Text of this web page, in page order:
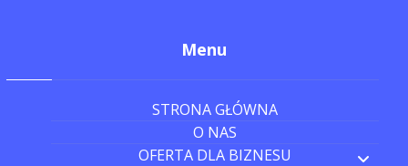
Menu
STRONA GŁÓWNA
O NAS
OFERTA DLA BIZNESU